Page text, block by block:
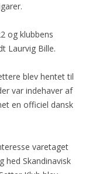
og klubbens
Laurvig Bille.
blev hentet til
var indehaver af
en officiel dansk
varetaget
hed Skandinavisk